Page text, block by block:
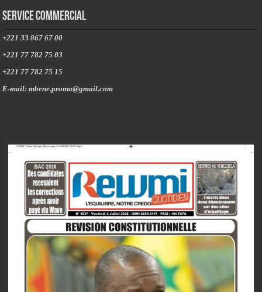
Service commercial
+221 33 867 67 00
+221 77 782 75 03
+221 77 782 75 15
E-mail: mbene.promo@gmail.com